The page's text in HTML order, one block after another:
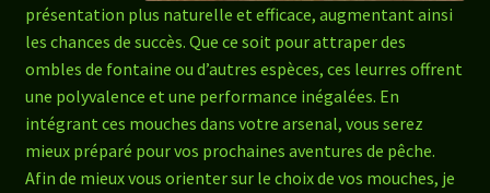
présentation plus naturelle et efficace, augmentant ainsi
les chances de succès. Que ce soit pour attraper des
ombles de fontaine ou d’autres espèces, ces leurres offrent
une polyvalence et une performance inégalées. En
intégrant ces mouches dans votre arsenal, vous serez
mieux préparé pour vos prochaines aventures de pêche.
Afin de mieux vous orienter sur le choix de vos mouches, je